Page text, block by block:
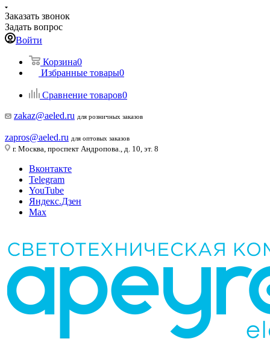
Заказать звонок
Задать вопрос
Войти
Корзина0
Избранные товары0
Сравнение товаров0
zakaz@aeled.ru для розничных заказов
zapros@aeled.ru для оптовых заказов
г. Москва, проспект Андропова., д. 10, эт. 8
Вконтакте
Telegram
YouTube
Яндекс.Дзен
Max